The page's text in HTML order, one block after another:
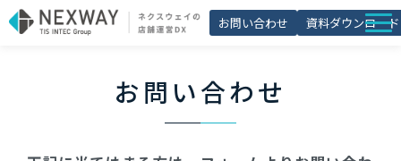
お問い合わせ 資料ダウンロード
導入事例
お問い合わせ